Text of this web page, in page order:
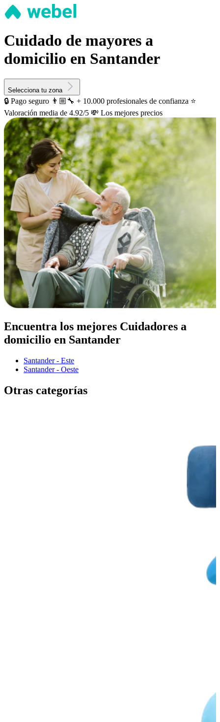
Cuidado de mayores a
domicilio en Santander
Selecciona tu zona
🔒 Pago seguro 👨🏼‍🔧 + 10.000 profesionales de confianza ⭐️
Valoración media de 4.92/5 💸 Los mejores precios
Encuentra los mejores Cuidadores a
domicilio en Santander
Santander - Este
Santander - Oeste
Otras categorías